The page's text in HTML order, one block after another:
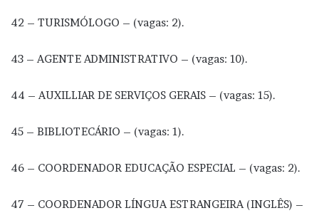
42 – TURISMÓLOGO – (vagas: 2).
43 – AGENTE ADMINISTRATIVO – (vagas: 10).
44 – AUXILLIAR DE SERVIÇOS GERAIS – (vagas: 15).
45 – BIBLIOTECÁRIO – (vagas: 1).
46 – COORDENADOR EDUCAÇÃO ESPECIAL – (vagas: 2).
47 – COORDENADOR LÍNGUA ESTRANGEIRA (INGLÊS) –